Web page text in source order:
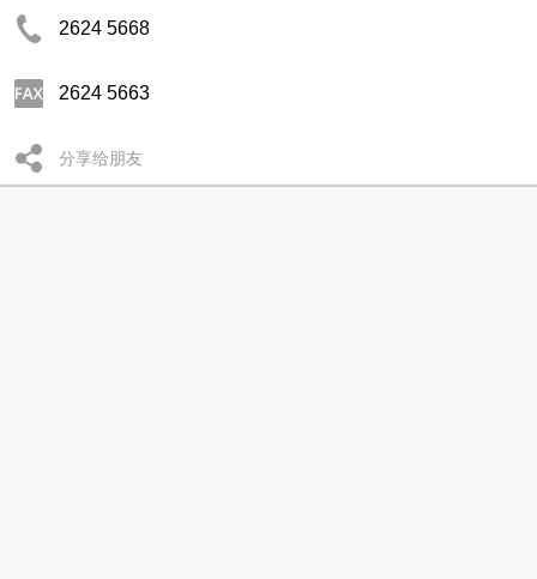
2624 5668
2624 5663
分享给朋友